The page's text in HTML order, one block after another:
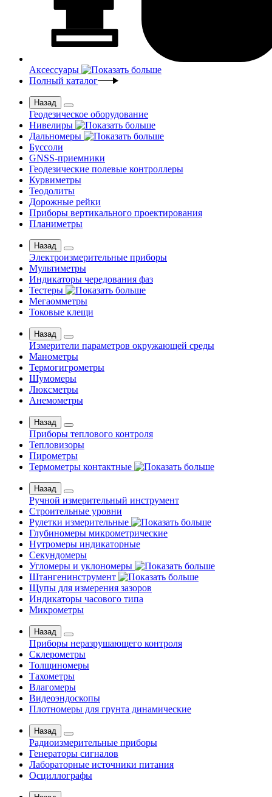
Аксессуары
Полный каталог
Назад
Геодезическое оборудование
Нивелиры
Дальномеры
Буссоли
GNSS-приемники
Геодезические полевые контроллеры
Курвиметры
Теодолиты
Дорожные рейки
Приборы вертикального проектирования
Планиметры
Назад
Электроизмерительные приборы
Мультиметры
Индикаторы чередования фаз
Тестеры
Мегаомметры
Токовые клещи
Назад
Измерители параметров окружающей среды
Манометры
Термогигрометры
Шумомеры
Люксметры
Анемометры
Назад
Приборы теплового контроля
Тепловизоры
Пирометры
Термометры контактные
Назад
Ручной измерительный инструмент
Строительные уровни
Рулетки измерительные
Глубиномеры микрометрические
Нутромеры индикаторные
Секундомеры
Угломеры и уклономеры
Штангенинструмент
Щупы для измерения зазоров
Индикаторы часового типа
Микрометры
Назад
Приборы неразрушающего контроля
Склерометры
Толщиномеры
Тахометры
Влагомеры
Видеоэндоскопы
Плотномеры для грунта динамические
Назад
Радиоизмерительные приборы
Генераторы сигналов
Лабораторные источники питания
Осциллографы